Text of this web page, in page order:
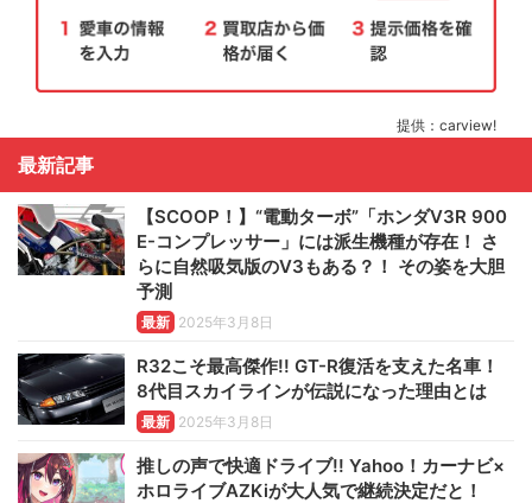
提供：carview!
最新記事
【SCOOP！】“電動ターボ”「ホンダV3R 900
E-コンプレッサー」には派生機種が存在！ さ
らに自然吸気版のV3もある？！ その姿を大胆
予測
最新 2025年3月8日
R32こそ最高傑作!! GT-R復活を支えた名車！
8代目スカイラインが伝説になった理由とは
最新 2025年3月8日
推しの声で快適ドライブ!! Yahoo！カーナビ×
ホロライブAZKiが大人気で継続決定だと！